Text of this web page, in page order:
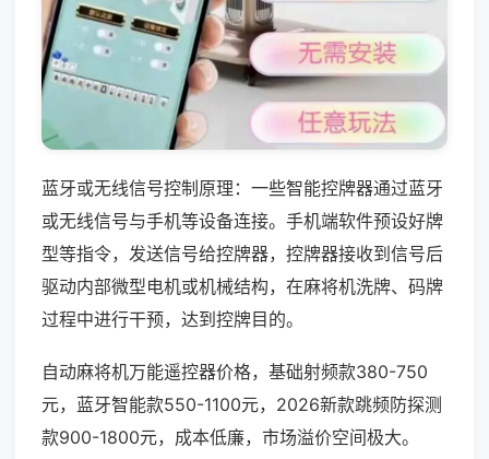
蓝牙或无线信号控制原理：一些智能控牌器通过蓝牙
或无线信号与手机等设备连接。手机端软件预设好牌
型等指令，发送信号给控牌器，控牌器接收到信号后
驱动内部微型电机或机械结构，在麻将机洗牌、码牌
过程中进行干预，达到控牌目的。
自动麻将机万能遥控器价格，基础射频款380-750
元，蓝牙智能款550-1100元，2026新款跳频防探测
款900-1800元，成本低廉，市场溢价空间极大。